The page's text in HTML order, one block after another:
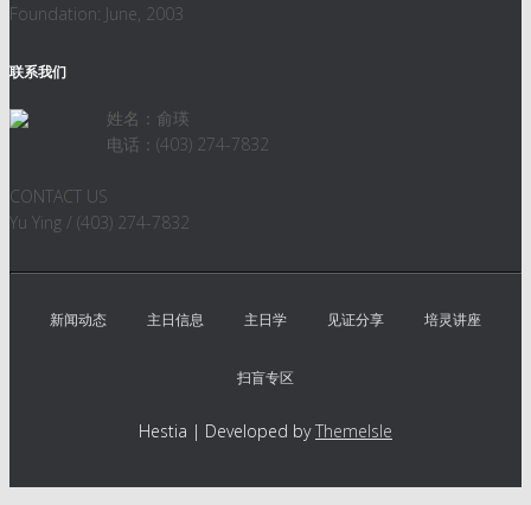
Foundation: June, 2003
联系我们
姓名：俞瑛
电话：(403) 274-7832
CONTACT US
Yu Ying / (403) 274-7832
新闻动态 主日信息 主日学 见证分享 培灵讲座
扫盲专区
Hestia | Developed byThemeIsle